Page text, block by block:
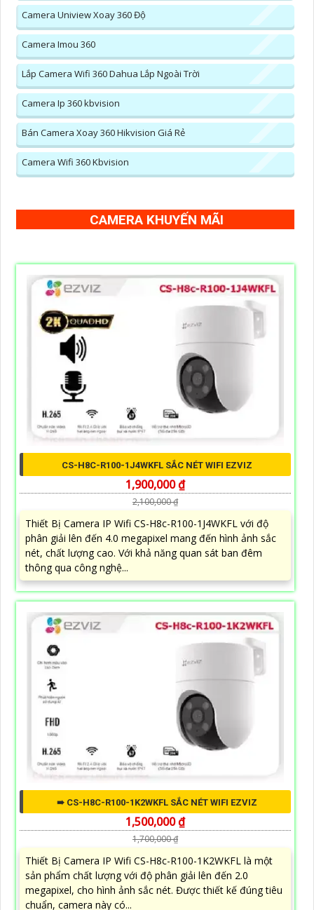
Camera Uniview Xoay 360 Độ
Camera Imou 360
Lắp Camera Wifi 360 Dahua Lắp Ngoài Trời
Camera Ip 360 kbvision
Bán Camera Xoay 360 Hikvision Giá Rẻ
Camera Wifi 360 Kbvision
CAMERA KHUYẾN MÃI
CS-H8C-R100-1J4WKFL SẮC NÉT WIFI EZVIZ
1,900,000 ₫
2,100,000 ₫
Thiết Bị Camera IP Wifi CS-H8c-R100-1J4WKFL với độ
phân giải lên đến 4.0 megapixel mang đến hình ảnh sắc
nét, chất lượng cao. Với khả năng quan sát ban đêm
thông qua công nghệ...
➠ CS-H8C-R100-1K2WKFL SẮC NÉT WIFI EZVIZ
1,500,000 ₫
1,700,000 ₫
Thiết Bị Camera IP Wifi CS-H8c-R100-1K2WKFL là một
sản phẩm chất lượng với độ phân giải lên đến 2.0
megapixel, cho hình ảnh sắc nét. Được thiết kế đúng tiêu
chuẩn, camera này có...